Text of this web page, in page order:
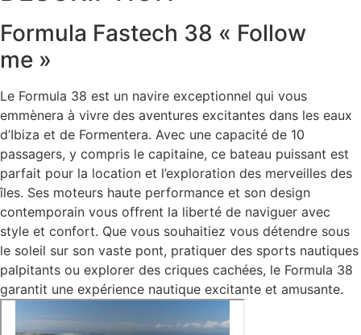
Formula Fastech 38 « Follow
me »
Le Formula 38 est un navire exceptionnel qui vous
emmènera à vivre des aventures excitantes dans les eaux
d’Ibiza et de Formentera. Avec une capacité de 10
passagers, y compris le capitaine, ce bateau puissant est
parfait pour la location et l’exploration des merveilles des
îles. Ses moteurs haute performance et son design
contemporain vous offrent la liberté de naviguer avec
style et confort. Que vous souhaitiez vous détendre sous
le soleil sur son vaste pont, pratiquer des sports nautiques
palpitants ou explorer des criques cachées, le Formula 38
garantit une expérience nautique excitante et amusante.